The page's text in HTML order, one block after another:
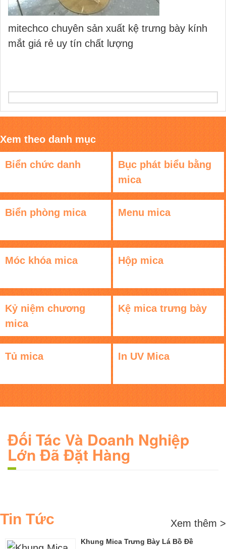
mitechco chuyên sản xuất kệ trưng bày kính
mắt giá rẻ uy tín chất lượng
Xem theo danh mục
Biển chức danh
Bục phát biểu bằng
mica
Biển phòng mica Menu mica
Móc khóa mica Hộp mica
Kỷ niệm chương
mica
Kệ mica trưng bày
Tủ mica In UV Mica
Đối Tác Và Doanh Nghiệp
Lớn Đã Đặt Hàng
Tin Tức Xem thêm >
Khung Mica Trưng Bày Lá Bồ Đề